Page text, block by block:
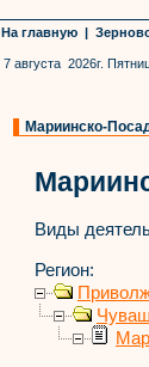
На главную |
7 августа 2026г.
Мариинско-
Виды
Регион: